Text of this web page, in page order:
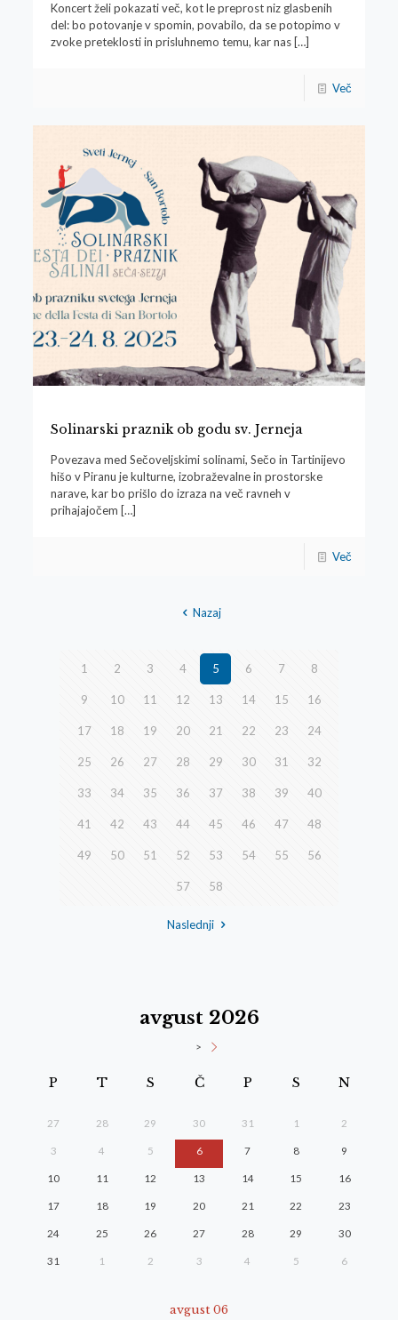
Koncert želi pokazati več, kot le preprost niz glasbenih
del: bo potovanje v spomin, povabilo, da se potopimo v
zvoke preteklosti in prisluhnemo temu, kar nas[…]
Več
Solinarski praznik ob godu sv. Jerneja
Povezava med Sečoveljskimi solinami, Sečo in Tartinijevo
hišo v Piranu je kulturne, izobraževalne in prostorske
narave, kar bo prišlo do izraza na več ravneh v
prihajajočem […]
Več
Nazaj
1 2 3 4 5 6 7 8
9 10 11 12 13 14 15 16
17 18 19 20 21 22 23 24
25 26 27 28 29 30 31 32
33 34 35 36 37 38 39 40
41 42 43 44 45 46 47 48
49 50 51 52 53 54 55 56
57 58
Naslednji
avgust 2026
>
P T S Č P S N
27 28 29 30 31 1 2
3 4 5 6 7 8 9
10 11 12 13 14 15 16
17 18 19 20 21 22 23
24 25 26 27 28 29 30
31 1 2 3 4 5 6
avgust 06